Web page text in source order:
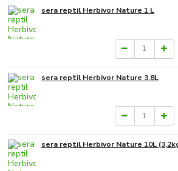
sera reptil Herbivor Nature 1 L
sera reptil Herbivor Nature 3.8L
sera reptil Herbivor Nature 10L